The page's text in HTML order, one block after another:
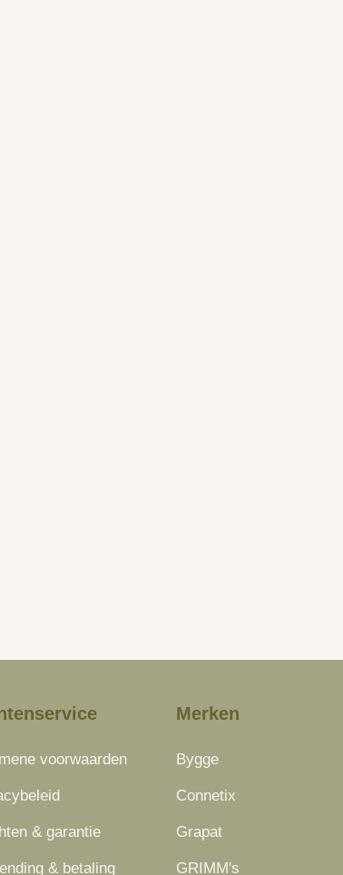
voorwaarden
& garantie
& betaling
Merken
Bygge
Connetix
Grapat
GRIMM's